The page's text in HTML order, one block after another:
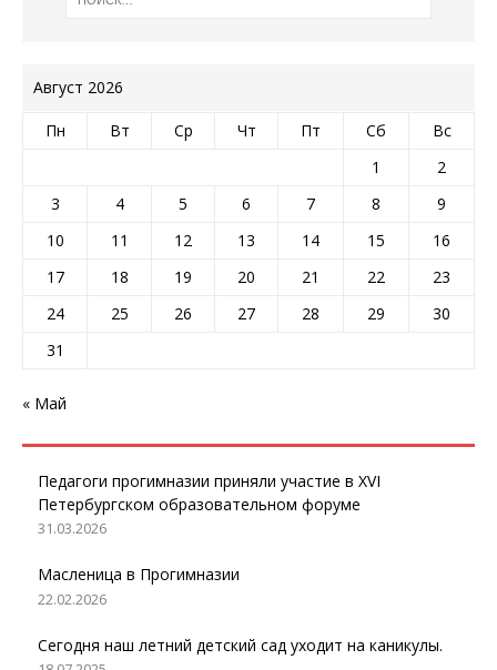
Август 2026
Пн Вт Ср Чт Пт Сб
Вс
1
2
3
4 5 6 7 8
9
10
11 12 13 14 15
16
17
18 19 20 21 22
23
24
25 26 27 28 29
30
31
« Май
Педагоги прогимназии приняли участие в XVI
Петербургском образовательном форуме
31.03.2026
Масленица в Прогимназии
22.02.2026
Сегодня наш летний детский сад уходит на каникулы.